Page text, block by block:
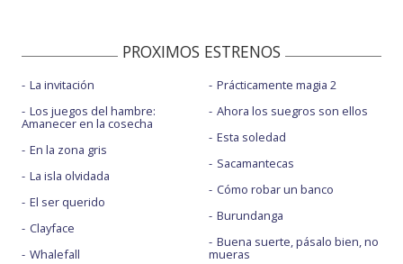
PROXIMOS ESTRENOS
La invitación
Los juegos del hambre:
Amanecer en la cosecha
En la zona gris
La isla olvidada
El ser querido
Clayface
Whalefall
Prácticamente magia 2
Ahora los suegros son ellos
Esta soledad
Sacamantecas
Cómo robar un banco
Burundanga
Buena suerte, pásalo bien, no
mueras